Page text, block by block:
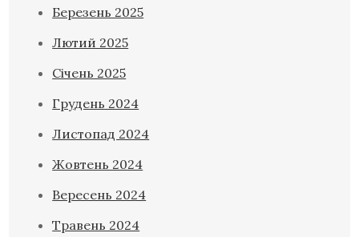
Березень 2025
Лютий 2025
Січень 2025
Грудень 2024
Листопад 2024
Жовтень 2024
Вересень 2024
Травень 2024